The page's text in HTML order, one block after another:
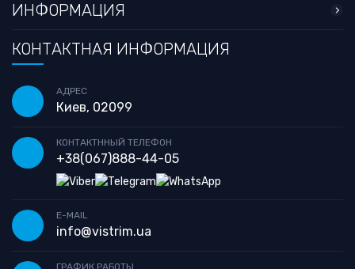
ИНФОРМАЦИЯ
КОНТАКТНАЯ ИНФОРМАЦИЯ
АДРЕС
Киев, 02099
КОНТАКТННЫЙ ТЕЛЕФОН
+38(067)888-44-05
E-MAIL
info@vistrim.ua
ГРАФИК РАБОТЫ